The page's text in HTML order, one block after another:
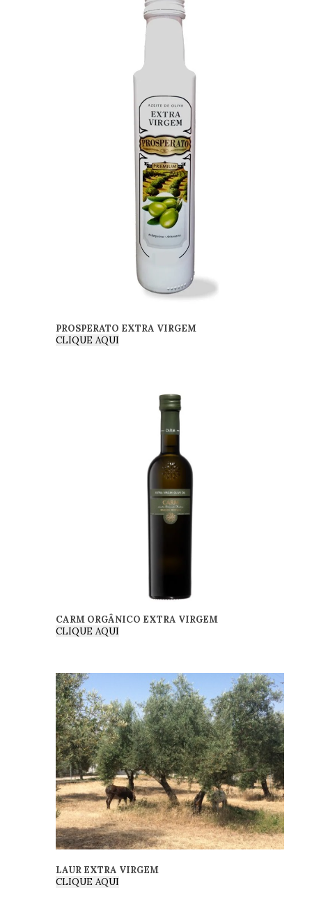
PROSPERATO EXTRA VIRGEM
CARM ORGÂNICO EXTRA VIRGEM
LAUR EXTRA VIRGEM